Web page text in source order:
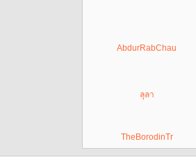
AbdurRabChau
ลุลา
TheBorodinTr